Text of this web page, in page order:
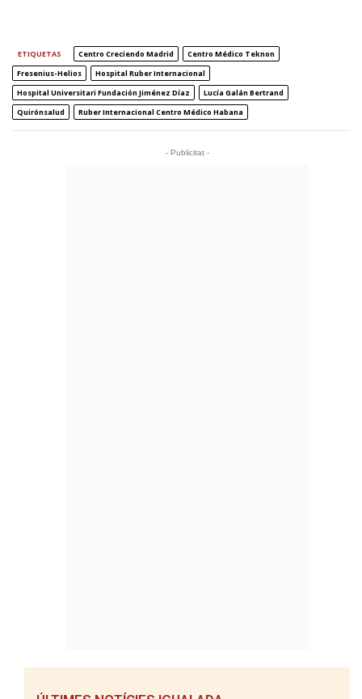
ETIQUETAS Centro Creciendo Madrid
Centro Médico Teknon
Fresenius-Helios
Hospital Ruber Internacional
Hospital Universitari Fundación Jiménez Díaz
Lucía Galán Bertrand
Quirónsalud
Ruber Internacional Centro Médico Habana
- Publicitat -